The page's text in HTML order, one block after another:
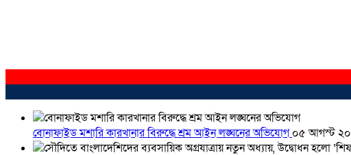
বোনাফাইড মশারি কারখানার বিরুদ্ধে শ্রম আইন লঙ্ঘনের অভিযোগ০৫ আগস্ট